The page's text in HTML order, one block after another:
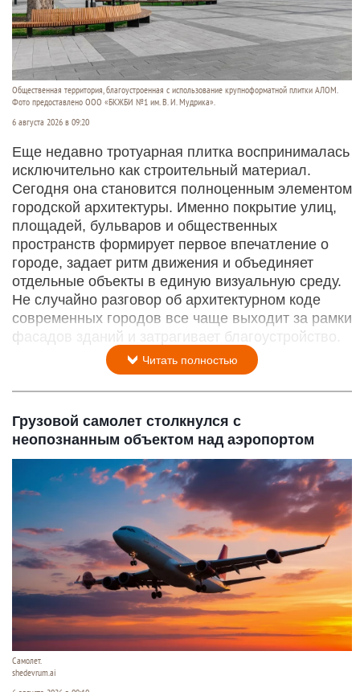
Общественная территория, благоустроенная с использование крупноформатной плитки АЛОМ.
Фото предоставлено ООО «БКЖБИ №1 им. В. И. Мудрика».
6 августа 2026 в 09:20
Еще недавно тротуарная плитка воспринималась
исключительно как строительный материал.
Сегодня она становится полноценным элементом
городской архитектуры. Именно покрытие улиц,
площадей, бульваров и общественных
пространств формирует первое впечатление о
городе, задает ритм движения и объединяет
отдельные объекты в единую визуальную среду.
Не случайно разговор об архитектурном коде
современных городов все чаще выходит за рамки
фасадов зданий и затрагивает благоустройство.
Читать полностью
Грузовой самолет столкнулся с
неопознанным объектом над аэропортом
Самолет.
shedevrum.ai